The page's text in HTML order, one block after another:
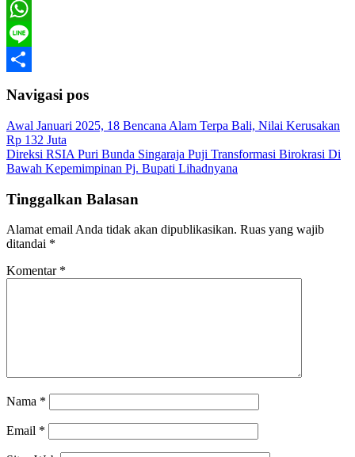
Telegram
WhatsApp
Line
Navigasi pos
Awal Januari 2025, 18 Bencana Alam Terpa Bali, Nilai Kerusakan
Rp 132 Juta
Direksi RSIA Puri Bunda Singaraja Puji Transformasi Birokrasi Di
Bawah Kepemimpinan Pj. Bupati Lihadnyana
Tinggalkan Balasan
Alamat email Anda tidak akan dipublikasikan. Ruas yang wajib
ditandai *
Komentar *
Nama *
Email *